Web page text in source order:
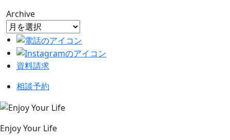
Archive
資料請求
相談予約
Enjoy Your Life